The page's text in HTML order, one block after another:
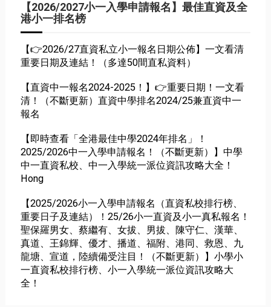
【2026/2027小一入學申請報名】最佳直資及全
港小一排名榜
【👉2026/27直資私立小一報名日期公佈】一文看清
重要日期及連結！（多達50間直私資料）
【直資中一報名2024-2025！】👉重要日期！一文看
清！（不斷更新）直資中學排名2024/25兼直資中一
報名
【即時查看「全港最佳中學2024年排名」！
2025/2026中一入學申請報名！（不斷更新）】中學
中一直資私校、中一入學統一派位資訊攻略大全！
Hong
【2025/2026小一入學申請報名（直資私校排行榜、
重要日子及連結）！25/26小一直資及小一真私報名！
聖保羅男女、蔡繼有、女拔、男拔、陳守仁、漢華、
真道、王錦輝、優才、播道、福附、港同、救恩、九
龍塘、宣道，陸續備受注目！（不斷更新）】小學小
一直資私校排行榜、小一入學統一派位資訊攻略大
全！